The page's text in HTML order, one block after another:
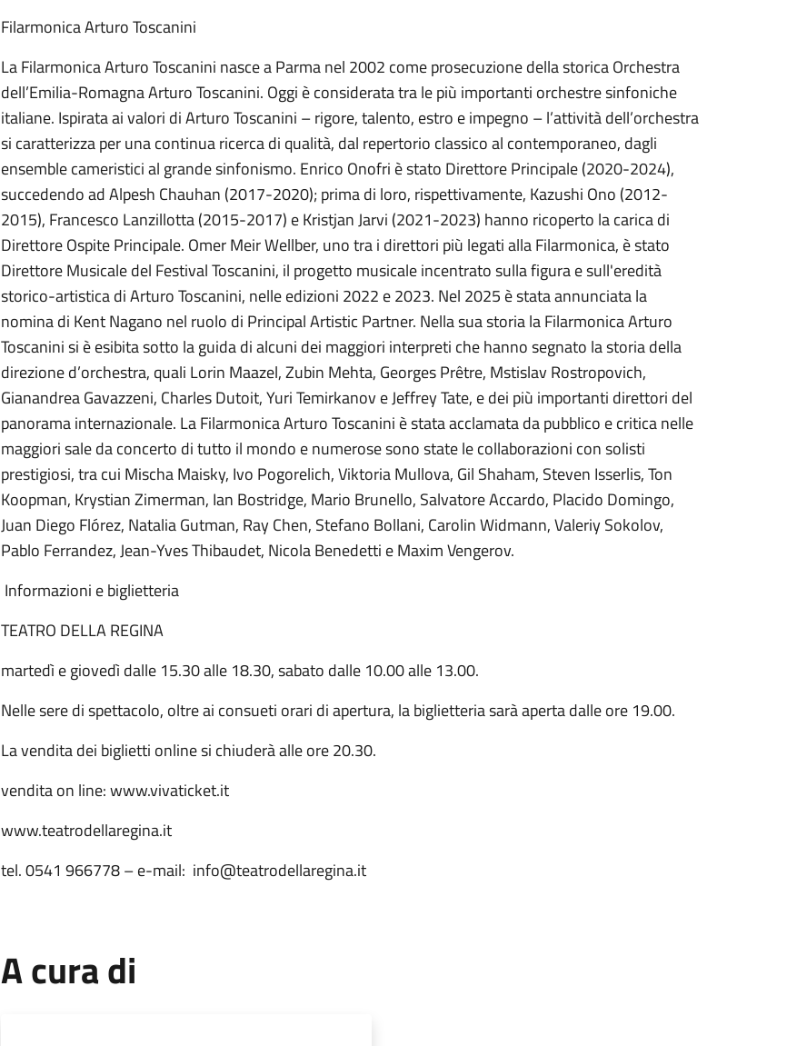
Filarmonica Arturo Toscanini
La Filarmonica Arturo Toscanini nasce a Parma nel 2002 come prosecuzione della storica Orchestra
dell’Emilia-Romagna Arturo Toscanini. Oggi è considerata tra le più importanti orchestre sinfoniche
italiane. Ispirata ai valori di Arturo Toscanini – rigore, talento, estro e impegno – l’attività dell’orchestra
si caratterizza per una continua ricerca di qualità, dal repertorio classico al contemporaneo, dagli
ensemble cameristici al grande sinfonismo. Enrico Onofri è stato Direttore Principale (2020-2024),
succedendo ad Alpesh Chauhan (2017-2020); prima di loro, rispettivamente, Kazushi Ono (2012-
2015), Francesco Lanzillotta (2015-2017) e Kristjan Jarvi (2021-2023) hanno ricoperto la carica di
Direttore Ospite Principale. Omer Meir Wellber, uno tra i direttori più legati alla Filarmonica, è stato
Direttore Musicale del Festival Toscanini, il progetto musicale incentrato sulla figura e sull'eredità
storico-artistica di Arturo Toscanini, nelle edizioni 2022 e 2023. Nel 2025 è stata annunciata la
nomina di Kent Nagano nel ruolo di Principal Artistic Partner. Nella sua storia la Filarmonica Arturo
Toscanini si è esibita sotto la guida di alcuni dei maggiori interpreti che hanno segnato la storia della
direzione d’orchestra, quali Lorin Maazel, Zubin Mehta, Georges Prêtre, Mstislav Rostropovich,
Gianandrea Gavazzeni, Charles Dutoit, Yuri Temirkanov e Jeffrey Tate, e dei più importanti direttori del
panorama internazionale. La Filarmonica Arturo Toscanini è stata acclamata da pubblico e critica nelle
maggiori sale da concerto di tutto il mondo e numerose sono state le collaborazioni con solisti
prestigiosi, tra cui Mischa Maisky, Ivo Pogorelich, Viktoria Mullova, Gil Shaham, Steven Isserlis, Ton
Koopman, Krystian Zimerman, Ian Bostridge, Mario Brunello, Salvatore Accardo, Placido Domingo,
Juan Diego Flórez, Natalia Gutman, Ray Chen, Stefano Bollani, Carolin Widmann, Valeriy Sokolov,
Pablo Ferrandez, Jean-Yves Thibaudet, Nicola Benedetti e Maxim Vengerov.
Informazioni e biglietteria
TEATRO DELLA REGINA
martedì e giovedì dalle 15.30 alle 18.30, sabato dalle 10.00 alle 13.00.
Nelle sere di spettacolo, oltre ai consueti orari di apertura, la biglietteria sarà aperta dalle ore 19.00.
La vendita dei biglietti online si chiuderà alle ore 20.30.
vendita on line: www.vivaticket.it
www.teatrodellaregina.it
tel. 0541 966778 – e-mail: info@teatrodellaregina.it
A cura di